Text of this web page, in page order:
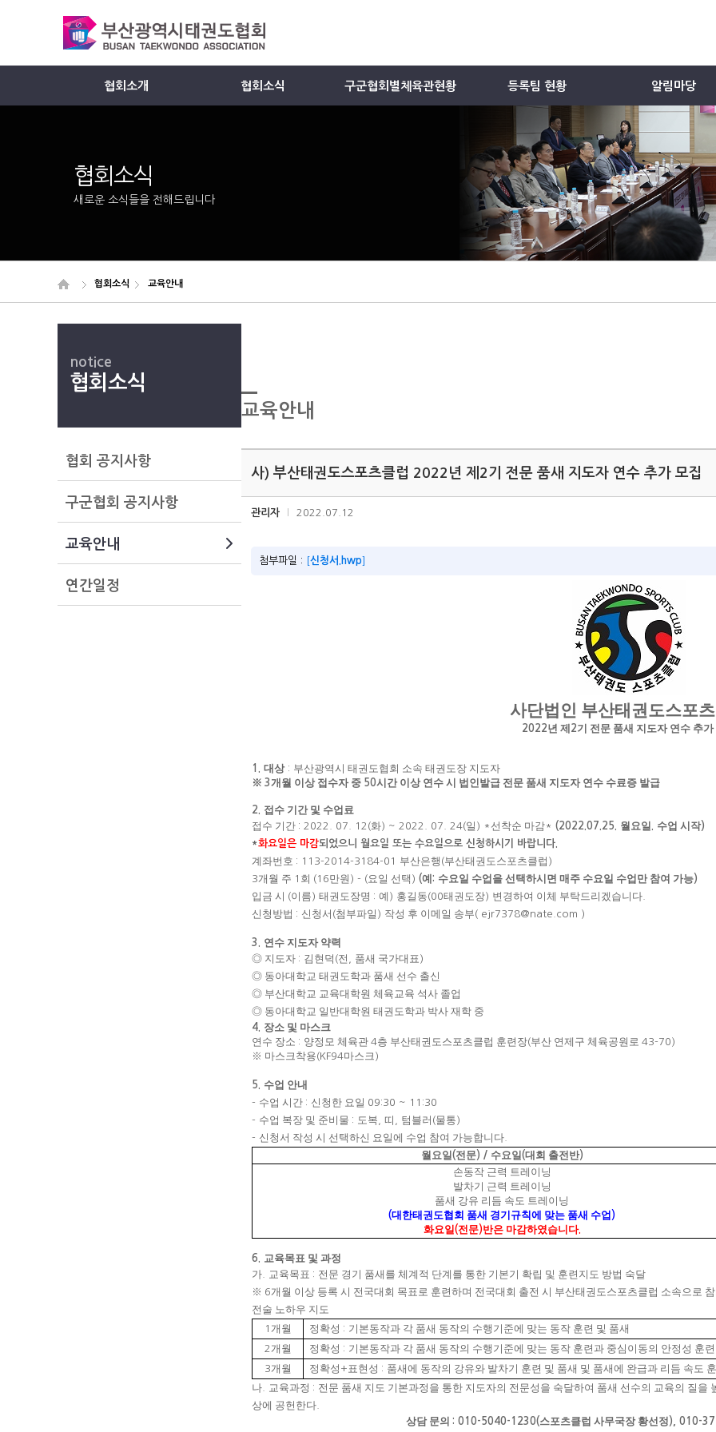
협회소개 협회소식 구군협회별체육관현황 등록팀 현황 알림마당
협회소식
새로운 소식들을 전해드립니다
협회소식 교육안내
notice
협회소식
협회 공지사항
구군협회 공지사항
교육안내
연간일정
교육안내
사) 부산태권도스포츠클럽 2022년 제2기 전문 품새 지도자 연수 추가 모집
관리자 2022.07.12
첨부파일 : [신청서.hwp]
사단법인 부산태권도스포
2022년 제2기 전문 품새 지도자 연수 추가
1. 대상 : 부산광역시 태권도협회 소속 태권도장 지도자
※ 3개월 이상 접수자 중 50시간 이상 연수 시 법인발급 전문 품새 지도자 연수 수료증 발급
2. 접수 기간 및 수업료
접수 기간 : 2022. 07. 12(화) ~ 2022. 07. 24(일 ) * 선착순 마감* (2022.07.25. 월요일 수업 시작)
*화요일은 마감되었으니 월요일 또는 수요일으로 신청하시기 바랍니다.
계좌번호 : 113-2014-3184-01 부산은행 (부산태권도스포츠클럽 )
3개월 주 1 회 (16만원 ) - (요일 선택 ) (예: 수요일 수업을 선택하시면 매주 수요일 수업만 참여 가능)
입금 시 (이름) 태권도장명 : 예 ) 홍길동(00태권도장) 변경하여 이체 부탁드리겠습니다
신청방법 : 신청서 (첨부파일 ) 작성 후 이메일 송부( ejr7378@nate.com )
3. 연수 지도자 약력
◎ 지도자 : 김현덕 (전 품새 국가대표)
◎ 동아대학교 태권도학과 품새 선수 출신
◎ 부산대학교 교육대학원 체육교육 석사 졸업
◎ 동아대학교 일반대학원 태권도학과 박사 재학 중
4. 장소 및 마스크
연수 장소 : 양정모 체육관 4층 부산태권도스포츠클럽 훈련장(부산 연제구 체육공원로 43-70)
※ 마스크착용(KF94마스크 )
5. 수업 안내
- 수업 시간 : 신청한 요일 09:30 ~ 11:30
- 수업 복장 및 준비물 : 도복 띠 텀블러 (물통)
- 신청서 작성 시 선택하신 요일에 수업 참여 가능합니다
월요일(전문) / 수요일(대회 출전반)
손동작 근력 트레이닝
발차기 근력 트레이닝
품새 강유 리듬 속도 트레이닝
(대한태권도협회 품새 경기규칙에 맞는 품새 수업)
화요일(전문)반은 마감하였습니다.
6.
교육목표 및 과정
가
교육목표 : 전문 경기 품새를 체계적 단계를 통한 기본기 확립 및 훈련지도 방법 숙달
※ 6개월 이상 등록 시 전국대회 목표로 훈련하며 전국대회 출전 시 부산태권도스포츠클럽 소속으로
전술 노하우 지도
1 개월 정확성 : 기본동작과 각 품새 동작의 수행기준에 맞는 동작 훈련 및 품새
2 개월 정확성 : 기본동작과 각 품새 동작의 수행기준에 맞는 동작 훈련과 중심이동의 안정성 훈
3개월 정확성 + 표현성 : 품새에 동작의 강유와 발차기 훈련 및 품새 및 품새에 완급과 리듬 속도
나
교육과정 : 전문 품새 지도 기본과정을 통한 지도자의 전문성을 숙달하여 품새 선수의 교육의 질
상에 공헌한다
상담 문의 : 010-5040-1230(스포츠클럽 사무국장 황선정), 010-